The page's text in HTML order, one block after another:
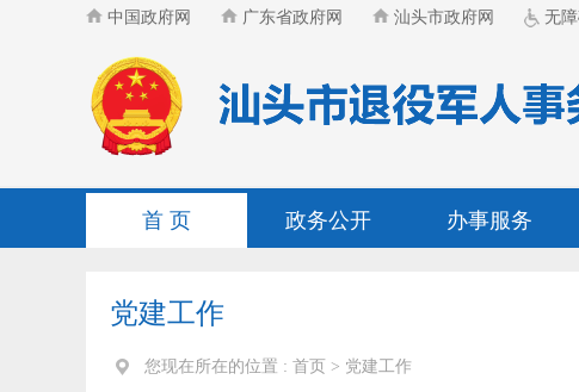
中国政府网 广东省政府网 汕头市政府网 无
首 页 政务公开 办事服务
党建工作
您现在所在的位置 : 首页 > 党建工作